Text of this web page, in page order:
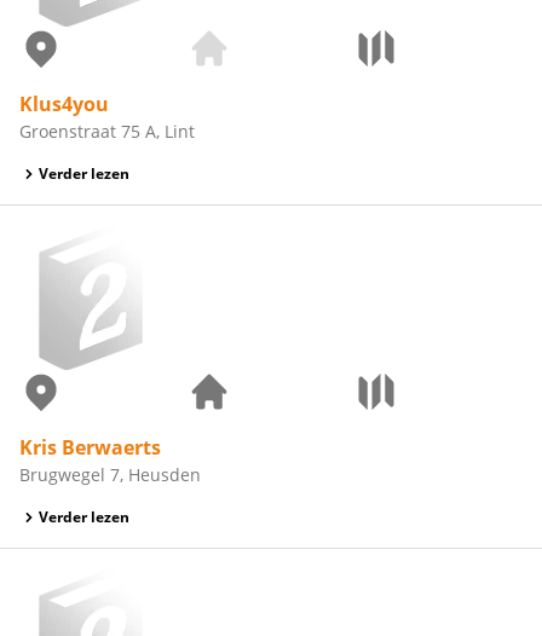
Klus4you
Groenstraat 75 A, Lint
Verder lezen
Kris Berwaerts
Brugwegel 7, Heusden
Verder lezen